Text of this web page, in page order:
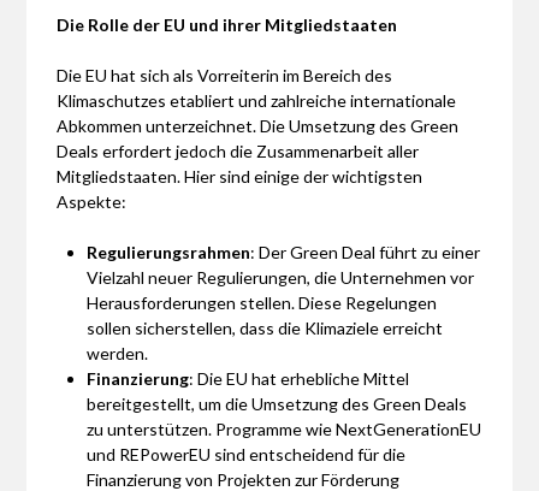
Die Rolle der EU und ihrer Mitgliedstaaten
Die EU hat sich als Vorreiterin im Bereich des
Klimaschutzes etabliert und zahlreiche internationale
Abkommen unterzeichnet. Die Umsetzung des Green
Deals erfordert jedoch die Zusammenarbeit aller
Mitgliedstaaten. Hier sind einige der wichtigsten
Aspekte:
Regulierungsrahmen: Der Green Deal führt zu einer
Vielzahl neuer Regulierungen, die Unternehmen vor
Herausforderungen stellen. Diese Regelungen
sollen sicherstellen, dass die Klimaziele erreicht
werden.
Finanzierung: Die EU hat erhebliche Mittel
bereitgestellt, um die Umsetzung des Green Deals
zu unterstützen. Programme wie NextGenerationEU
und REPowerEU sind entscheidend für die
Finanzierung von Projekten zur Förderung